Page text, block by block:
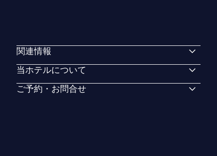
関連情報
当ホテルについて
ご予約・お問合せ